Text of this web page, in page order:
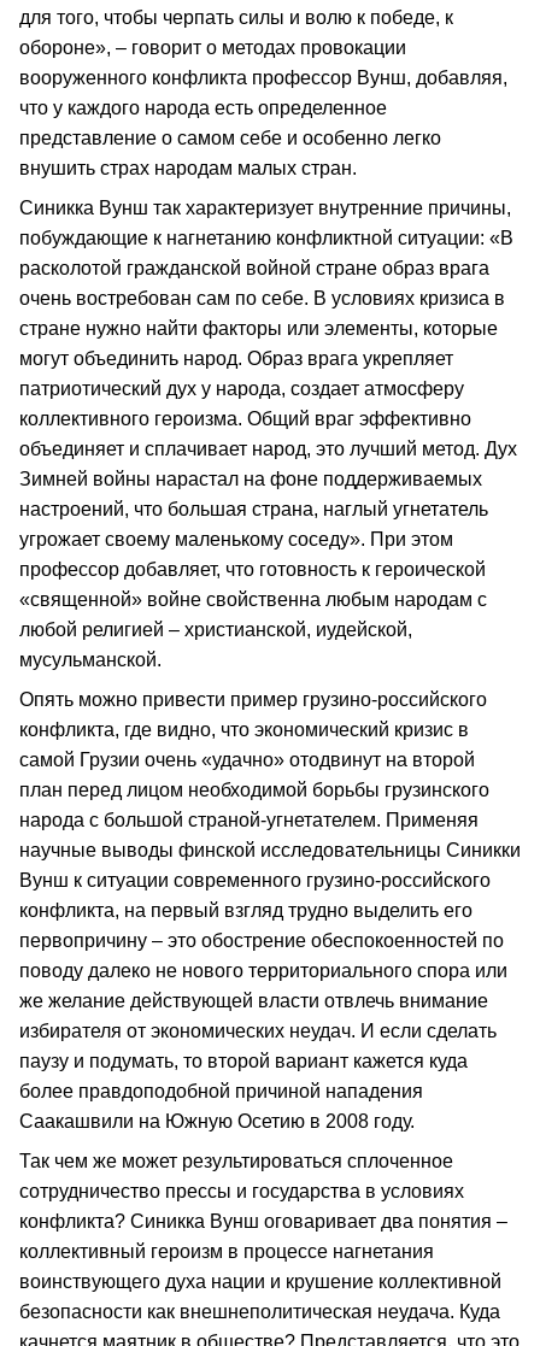
для того, чтобы черпать силы и волю к победе, к
обороне», – говорит о методах провокации
вооруженного конфликта профессор Вунш, добавляя,
что у каждого народа есть определенное
представление о самом себе и особенно легко
внушить страх народам малых стран.
Синикка Вунш так характеризует внутренние причины,
побуждающие к нагнетанию конфликтной ситуации: «В
расколотой гражданской войной стране образ врага
очень востребован сам по себе. В условиях кризиса в
стране нужно найти факторы или элементы, которые
могут объединить народ. Образ врага укрепляет
патриотический дух у народа, создает атмосферу
коллективного героизма. Общий враг эффективно
объединяет и сплачивает народ, это лучший метод. Дух
Зимней войны нарастал на фоне поддерживаемых
настроений, что большая страна, наглый угнетатель
угрожает своему маленькому соседу». При этом
профессор добавляет, что готовность к героической
«священной» войне свойственна любым народам с
любой религией – христианской, иудейской,
мусульманской.
Опять можно привести пример грузино-российского
конфликта, где видно, что экономический кризис в
самой Грузии очень «удачно» отодвинут на второй
план перед лицом необходимой борьбы грузинского
народа с большой страной-угнетателем. Применяя
научные выводы финской исследовательницы Синикки
Вунш к ситуации современного грузино-российского
конфликта, на первый взгляд трудно выделить его
первопричину – это обострение обеспокоенностей по
поводу далеко не нового территориального спора или
же желание действующей власти отвлечь внимание
избирателя от экономических неудач. И если сделать
паузу и подумать, то второй вариант кажется куда
более правдоподобной причиной нападения
Саакашвили на Южную Осетию в 2008 году.
Так чем же может результироваться сплоченное
сотрудничество прессы и государства в условиях
конфликта? Синикка Вунш оговаривает два понятия –
коллективный героизм в процессе нагнетания
воинствующего духа нации и крушение коллективной
безопасности как внешнеполитическая неудача. Куда